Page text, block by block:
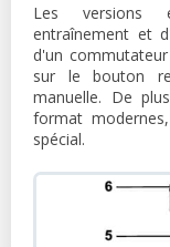
Les versions
entraînement et
d'un
sur le bouton
manuelle. De
format
spécial.